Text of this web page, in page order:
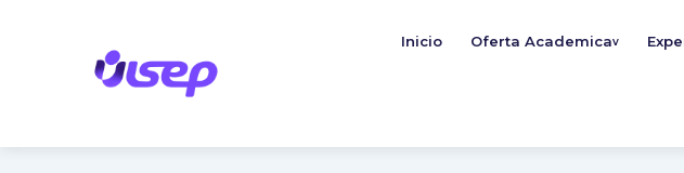
Inicio Oferta Academicav